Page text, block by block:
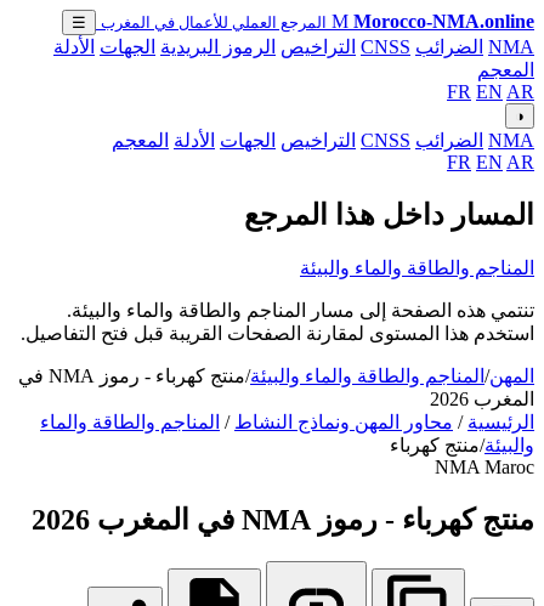
M Morocco-NMA.online المرجع العملي للأعمال في المغرب ☰
NMA الضرائب CNSS التراخيص الرموز البريدية الجهات الأدلة
المعجم
FR EN AR
◑
NMA الضرائب CNSS التراخيص الجهات الأدلة المعجم
FR EN AR
المسار داخل هذا المرجع
المناجم والطاقة والماء والبيئة
تنتمي هذه الصفحة إلى مسار المناجم والطاقة والماء والبيئة.
استخدم هذا المستوى لمقارنة الصفحات القريبة قبل فتح التفاصيل.
المهن/ المناجم والطاقة والماء والبيئة/
منتج كهرباء - رموز NMA في
المغرب 2026
الرئيسية / محاور المهن ونماذج النشاط / المناجم والطاقة والماء
والبيئة/منتج كهرباء
NMA Maroc
منتج كهرباء - رموز NMA في المغرب 2026